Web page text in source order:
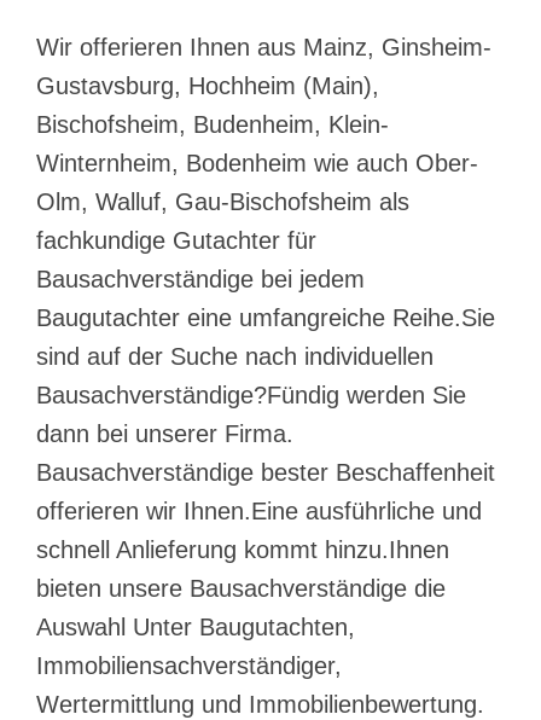
Wir offerieren Ihnen aus Mainz, Ginsheim-
Gustavsburg, Hochheim (Main),
Bischofsheim, Budenheim, Klein-
Winternheim, Bodenheim wie auch Ober-
Olm, Walluf, Gau-Bischofsheim als
fachkundige Gutachter für
Bausachverständige bei jedem
Baugutachter eine umfangreiche Reihe.Sie
sind auf der Suche nach individuellen
Bausachverständige?Fündig werden Sie
dann bei unserer Firma.
Bausachverständige bester Beschaffenheit
offerieren wir Ihnen.Eine ausführliche und
schnell Anlieferung kommt hinzu.Ihnen
bieten unsere Bausachverständige die
Auswahl Unter Baugutachten,
Immobiliensachverständiger,
Wertermittlung und Immobilienbewertung.